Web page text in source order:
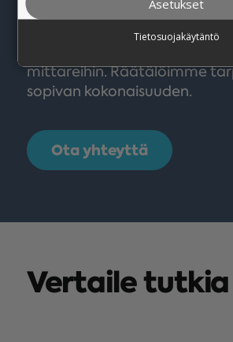
Saatte päivittäin
mittareihin. Räätälöimme
sopivan kokonaisuuden.
Ota yhteyttä
Vertaile tutkia
Asetukset
Tietosuojakäytäntö